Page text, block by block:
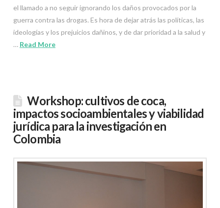
el llamado a no seguir ignorando los daños provocados por la
guerra contra las drogas. Es hora de dejar atrás las políticas, las
ideologías y los prejuicios dañinos, y de dar prioridad a la salud y
… Read More
Workshop: cultivos de coca,
impactos socioambientales y viabilidad
jurídica para la investigación en
Colombia